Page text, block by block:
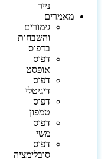
נייר
מאמרים
גימורים
והשבחות
בדפוס
דפוס
אופסט
דפוס
דיגיטלי
דפוס
טמפון
דפוס
משי
דפוס
סובלימציה